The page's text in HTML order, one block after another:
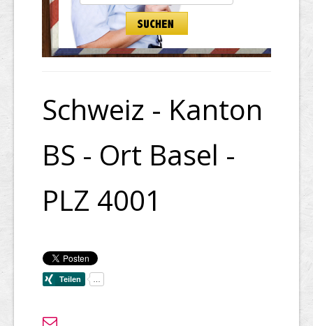
Schweiz - Kanton
BS - Ort Basel -
PLZ 4001